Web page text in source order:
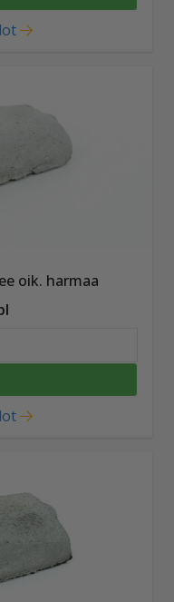
oik. harmaa